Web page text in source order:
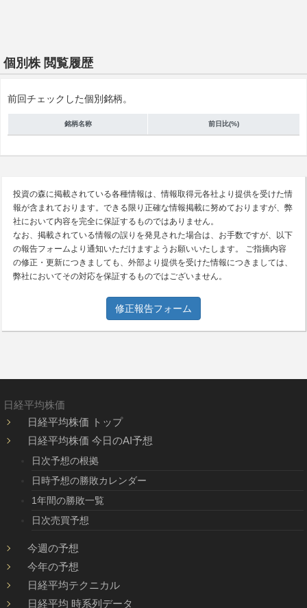
個別株 閲覧履歴
前回チェックした個別銘柄。
銘柄名称 前日比(%)
投資の森に掲載されている各種情報は、情報取得元各社より提供を受けた情
報が含まれております。できる限り正確な情報掲載に努めておりますが、弊
社において内容を完全に保証するものではありません。
なお、掲載されている情報の誤りを発見された場合は、お手数ですが、以下
の報告フォームより通知いただけますようお願いいたします。 ご指摘内容
の修正・更新につきましても、外部より提供を受けた情報につきましては、
弊社においてその対応を保証するものではございません。
修正報告フォーム
日経平均株価
日経平均株価 トップ
日経平均株価 今日のAI予想
日次予想の根拠
日時予想の勝敗カレンダー
1年間の勝敗一覧
日次売買予想
今週の予想
今年の予想
日経平均テクニカル
日経平均 時系列データ